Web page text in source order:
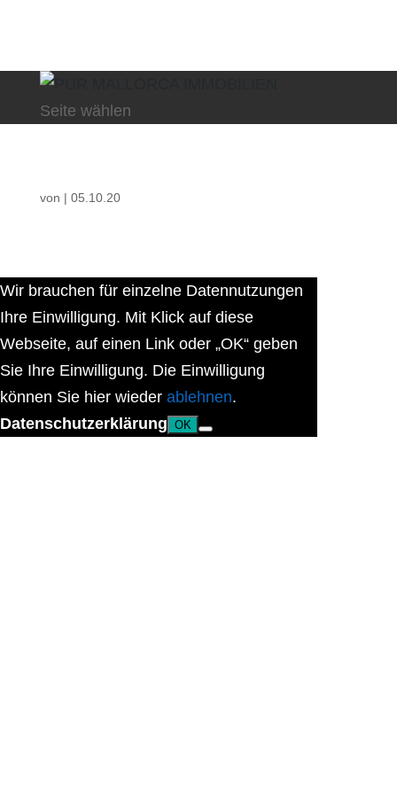
Seite wählen
von | 05.10.20
Wir brauchen für einzelne Datennutzungen
Ihre Einwilligung. Mit Klick auf diese
Webseite, auf einen Link oder „OK“ geben
Sie Ihre Einwilligung. Die Einwilligung
können Sie hier wieder ablehnen.
Datenschutzerklärung OK